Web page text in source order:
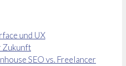
und UX
Zukunft
SEO vs. Freelancer